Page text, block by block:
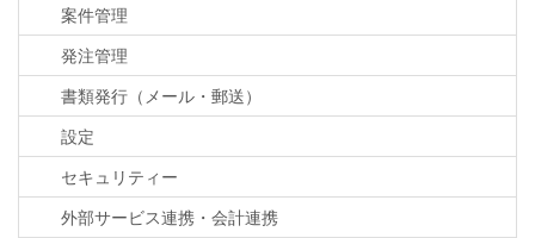
案件管理
発注管理
書類発行（メール・郵送）
設定
セキュリティー
外部サービス連携・会計連携